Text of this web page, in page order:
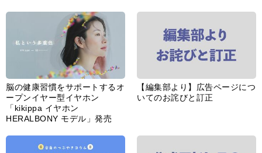
脳の健康習慣をサポートするオ
ープンイヤー型イヤホン
「kikippa イヤホン
HERALBONY モデル」発売
【編集部より】広告ページにつ
いてのお詫びと訂正